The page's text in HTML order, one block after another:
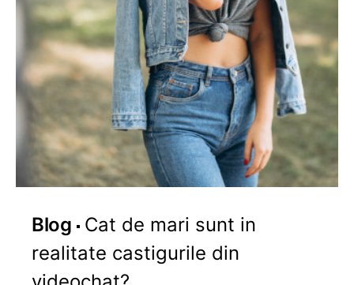
Blog
Cat de mari sunt in
realitate castigurile din